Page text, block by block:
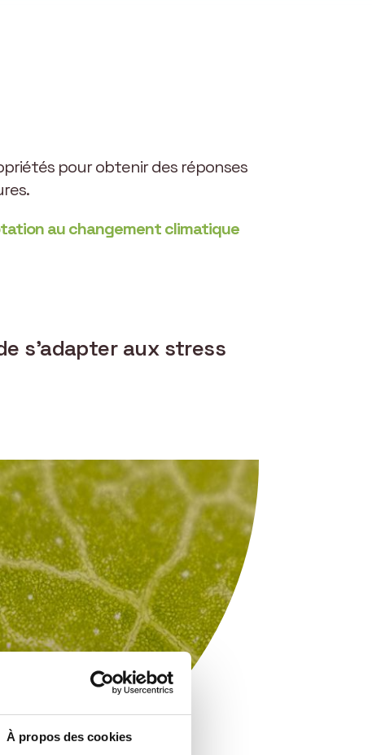
À propos des cookies
pour obtenir des réponses
au changement climatique
s’adapter aux stress